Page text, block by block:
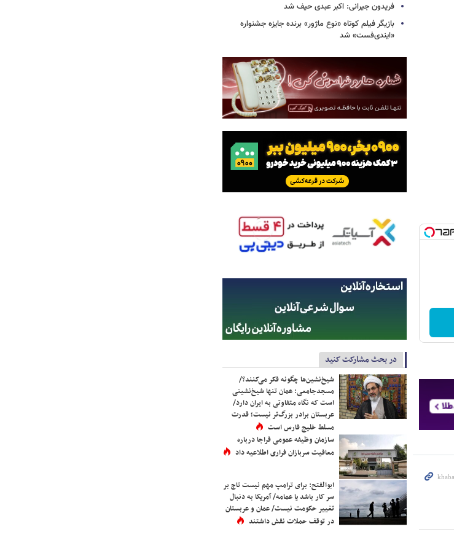
فریدون جیرانی: اکبر عبدی حیف شد
بازیگر فیلم کوتاه «نوع ماژور» برنده جایزه جشنواره
«ایندی‌فست» شد
در بحث مشارکت کنید
شیخ‌نشین‌ها چگونه فکر می‌کنند؟/
مسجدجامعی: عمان تنها شیخ‌نشینی
است که نگاه متفاوتی به ایران دارد/
عربستان برادر بزرگ‌تر نیست؛ قدرت
مسلط خلیج فارس است
سازمان وظیفه عمومی فراجا درباره
معافیت سربازان فراری اطلاعیه داد
ابوالفتح: برای ترامپ مهم نیست تاج بر
سر کار باشد یا عمامه/ آمریکا به دنبال
تغییر حکومت نیست/ عمان و عربستان
در توقف حملات نقش داشتند